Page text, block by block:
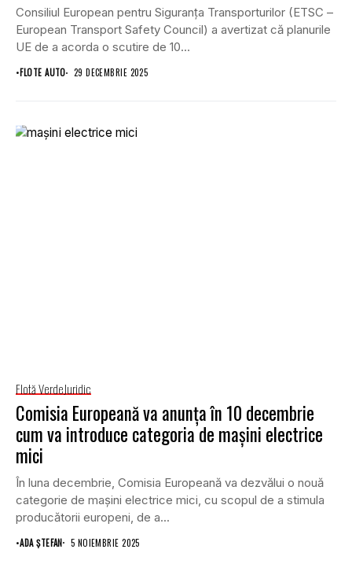
Consiliul European pentru Siguranța Transporturilor (ETSC –
European Transport Safety Council) a avertizat că planurile
UE de a acorda o scutire de 10...
•FLOTE AUTO 29 DECEMBRIE 2025
Flotă VerdeJuridic
Comisia Europeană va anunța în 10 decembrie
cum va introduce categoria de mașini electrice
mici
În luna decembrie, Comisia Europeană va dezvălui o nouă
categorie de mașini electrice mici, cu scopul de a stimula
producătorii europeni, de a...
•ADA ȘTEFAN 5 NOIEMBRIE 2025